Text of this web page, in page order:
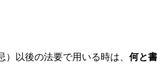
以後の法要で用いる時は、 何と